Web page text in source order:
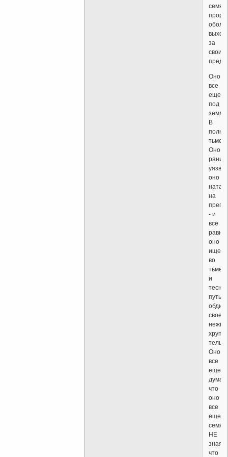
семя
за
свои
Оно
все
еще
под
В
тьме.
Оно
оно
на
- и
все
равно
оно
ищет
во
тьме
и
путь,
свое
Оно
все
еще
что
оно
все
еще
семя.
НЕ
зная,
что